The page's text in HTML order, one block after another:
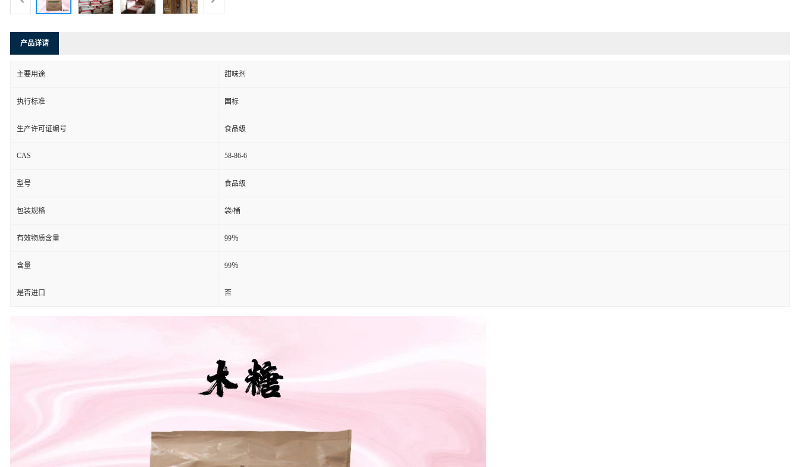
产品详请
主要用途 甜味剂
执行标准 国标
生产许可证编号 食品级
CAS 58-86-6
型号 食品级
包装规格 袋/桶
有效物质含量 99％
含量 99％
是否进口 否